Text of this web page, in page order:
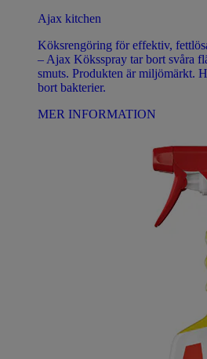
Ajax kitchen
Köksrengöring för effektiv,
– Ajax Köksspray tar bort svåra
smuts. Produkten är miljömärkt.
bort bakterier.
MER INFORMATION